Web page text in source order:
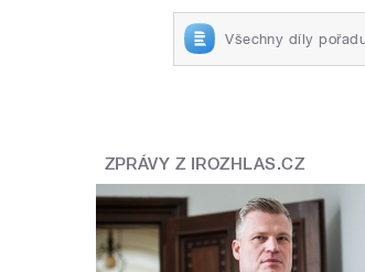
Všechny díly
ZPRÁVY Z IROZHLAS.CZ